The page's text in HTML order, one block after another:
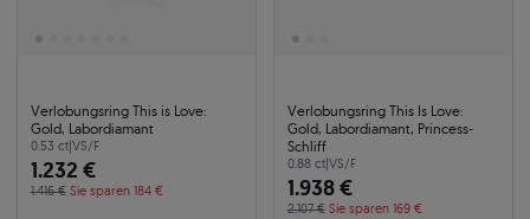
Verlobungsring This is Love:
Gold, Labordiamant
0.53 ct|VS/F
1.232 €
1.416 € Sie sparen 184 €
Verlobungsring This Is Love:
Gold, Labordiamant, Princess-
Schliff
0.88 ct|VS/F
1.938 €
2.107 € Sie sparen 169 €